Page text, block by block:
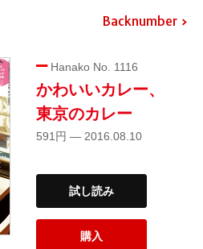
Backnumber
Hanako No. 1116
かわいいカレー、
東京のカレー
591円 — 2016.08.10
試し読み
購入